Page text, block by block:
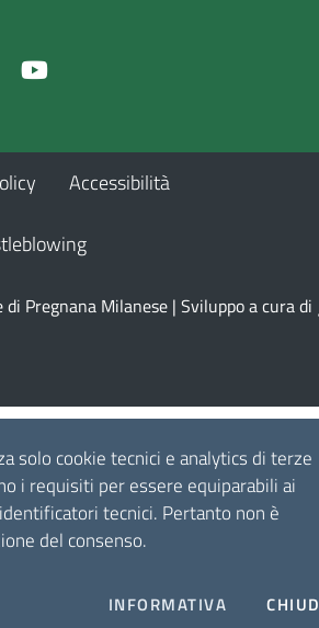
solo cookie tecnici e analytics di terze
i requisiti per essere equiparabili ai
tecnici. Pertanto non è
del consenso.
INFORMATIVA
Accessibilità
Pregnana Milanese | Sviluppo a cura di